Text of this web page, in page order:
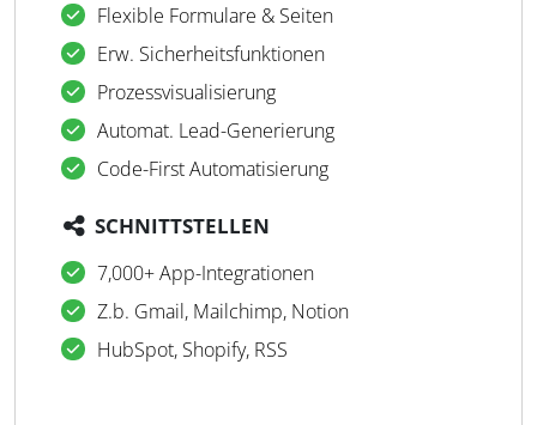
Flexible Formulare & Seiten
Erw. Sicherheitsfunktionen
Prozessvisualisierung
Automat. Lead-Generierung
Code-First Automatisierung
SCHNITTSTELLEN
7,000+ App-Integrationen
Z.b. Gmail, Mailchimp, Notion
HubSpot, Shopify, RSS